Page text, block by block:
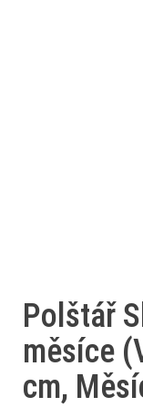
Polštář
měsíce
cm,